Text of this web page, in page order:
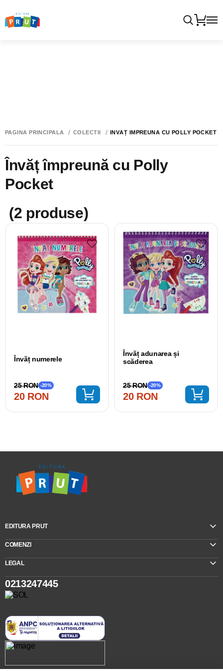
PAGINA PRINCIPALĂ COLECTII ÎNVĂȚ ÎMPREUNĂ CU POLLY POCKET
Învăț împreună cu Polly
Pocket
(2 produse)
Învăț numerele
20 RON
25 RON -20%
Învăț adunarea și
scăderea
20 RON
25 RON -20%
EDITURA PRUT
COMENZI
LEGAL
0213247445